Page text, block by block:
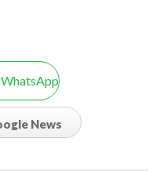
WhatsApp
News